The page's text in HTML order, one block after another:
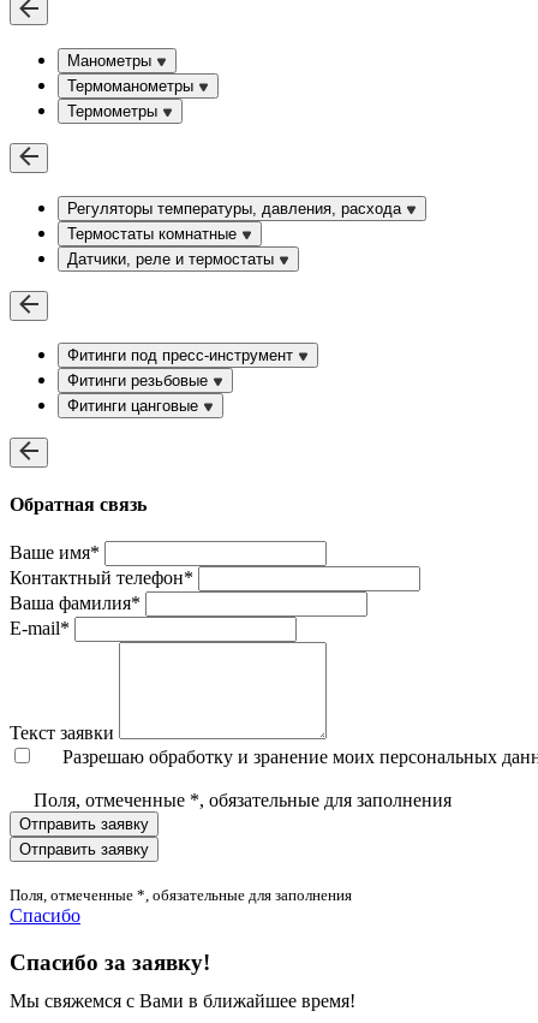
Манометры
Термоманометры
Термометры
Регуляторы температуры, давления, расхода
Термостаты комнатные
Датчики, реле и термостаты
Фитинги под пресс-инструмент
Фитинги резьбовые
Фитинги цанговые
Обратная связь
Ваше имя*
Контактный телефон*
Ваша фамилия*
E-mail*
Текст заявки
Разрешаю обработку и зранение моих персональных
Поля, отмеченные *, обязательные для заполнения
Отправить заявку
Отправить заявку
Поля, отмеченные *, обязательные для заполнения
Спасибо
Спасибо за заявку!
Мы свяжемся с Вами в ближайшее время!